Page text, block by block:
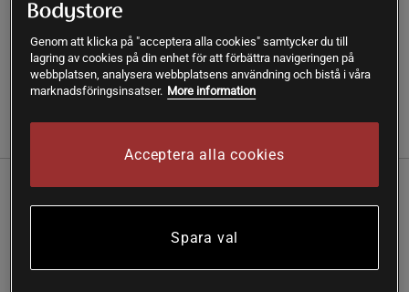
Calming Moisture Cream lindrar och återfuktar känslig hud
och lämnar den mjuk och smidig
Läs mer
och skyddar känslig hud – för en mjuk,
Genom att klicka på "acceptera alla cookies" samtycker du till
lagring av cookies på din enhet för att förbättra navigeringen på
webbplatsen, analysera webbplatsens användning och bistå i våra
marknadsföringsinsatser. More information
Acceptera alla cookies
Spara val